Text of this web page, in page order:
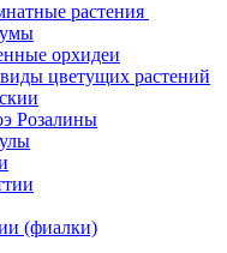
растения
орхидеи
цветущих растений
Розалины
(фиалки)